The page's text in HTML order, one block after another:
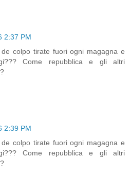
2:37 PM
colpo tirate fuori ogni magagna e
Come repubblica e gli altri
2:39 PM
colpo tirate fuori ogni magagna e
Come repubblica e gli altri